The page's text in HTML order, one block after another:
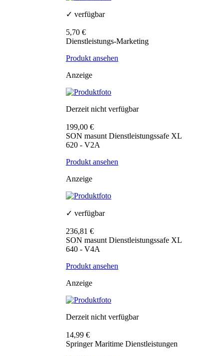
✓ verfügbar
5,70 €
Dienstleistungs-Marketing
Produkt ansehen
Anzeige
Derzeit nicht verfügbar
199,00 €
SON masunt Dienstleistungssafe XL
620 - V2A
Produkt ansehen
Anzeige
✓ verfügbar
236,81 €
SON masunt Dienstleistungssafe XL
640 - V4A
Produkt ansehen
Anzeige
Derzeit nicht verfügbar
14,99 €
Springer Maritime Dienstleistungen